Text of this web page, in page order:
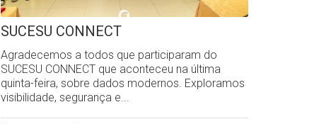
SUCESU CONNECT
Agradecemos a todos que participaram do
SUCESU CONNECT que aconteceu na última
quinta-feira, sobre dados modernos. Exploramos
visibilidade, segurança e...